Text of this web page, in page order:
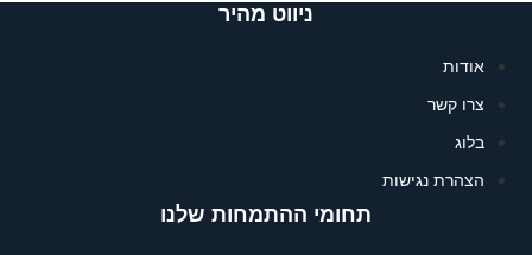
ניווט מהיר
אודות
צרו קשר
בלוג
הצהרת נגישות
תחומי ההתמחות שלנו